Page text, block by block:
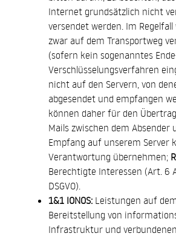
Internet grundsätzlich nicht
versendet werden. Im Regelfall
zwar auf dem Transportweg
(sofern kein sogenanntes
Verschlüsselungsverfahren
nicht auf den Servern, von
abgesendet und empfangen
können daher für den
Mails zwischen dem Absender
Empfang auf unserem Server
Verantwortung übernehmen;
Berechtigte Interessen (Art. 6
DSGVO).
1&1 IONOS: Leistungen auf
Bereitstellung von
Infrastruktur und verbundenen